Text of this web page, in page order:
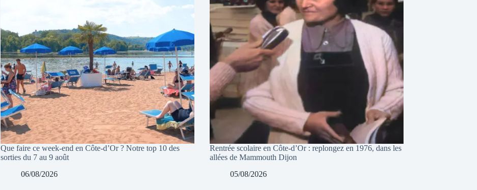
Que faire ce week-end en Côte-d’Or ? Notre top 10 des
sorties du 7 au 9 août
06/08/2026
Rentrée scolaire en Côte-d’Or : replongez en 1976, dans les
allées de Mammouth Dijon
05/08/2026